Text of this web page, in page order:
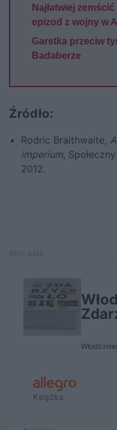
Najłatwiej
epizod z wojny w
Garstka przeciw
Badaberze
Źródło:
Rodric Braithwaite,
imperium,
2012.